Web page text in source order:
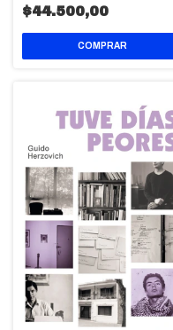
$44.500,00